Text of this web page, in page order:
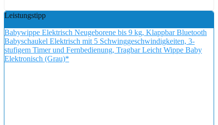
Leistungstipp
Babywippe Elektrisch Neugeborene bis 9 kg, Klappbar Bluetooth
Babyschaukel Elektrisch mit 5 Schwinggeschwindigkeiten, 3-
stufigem Timer und Fernbedienung, Tragbar Leicht Wippe Baby
Elektronisch (Grau)*